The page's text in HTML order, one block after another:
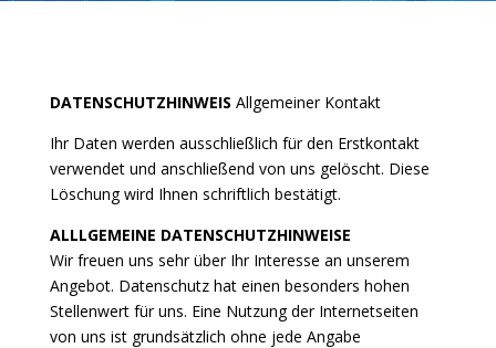
DATENSCHUTZHINWEIS Allgemeiner Kontakt
Ihr Daten werden ausschließlich für den Erstkontakt
verwendet und anschließend von uns gelöscht. Diese
Löschung wird Ihnen schriftlich bestätigt.
ALLLGEMEINE DATENSCHUTZHINWEISE
Wir freuen uns sehr über Ihr Interesse an unserem
Angebot. Datenschutz hat einen besonders hohen
Stellenwert für uns. Eine Nutzung der Internetseiten
von uns ist grundsätzlich ohne jede Angabe